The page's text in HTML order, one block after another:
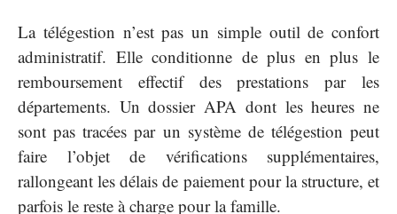
La télégestion n’est pas un simple outil de confort
administratif. Elle conditionne de plus en plus le
remboursement effectif des prestations par les
départements. Un dossier APA dont les heures ne
sont pas tracées par un système de télégestion peut
faire l’objet de vérifications supplémentaires,
rallongeant les délais de paiement pour la structure, et
parfois le reste à charge pour la famille.